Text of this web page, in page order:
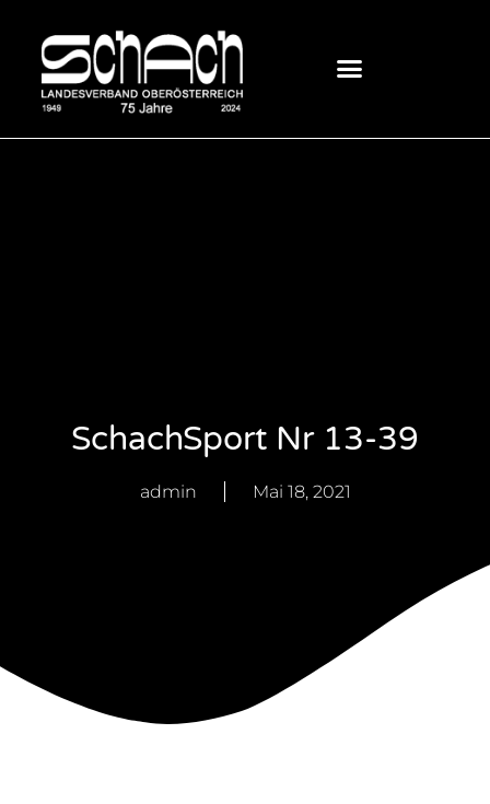
SchachSport Nr 13-39
admin Mai 18, 2021